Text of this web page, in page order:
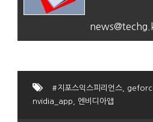
#지포스익스피리언스
nvidia_app
엔비디아앱